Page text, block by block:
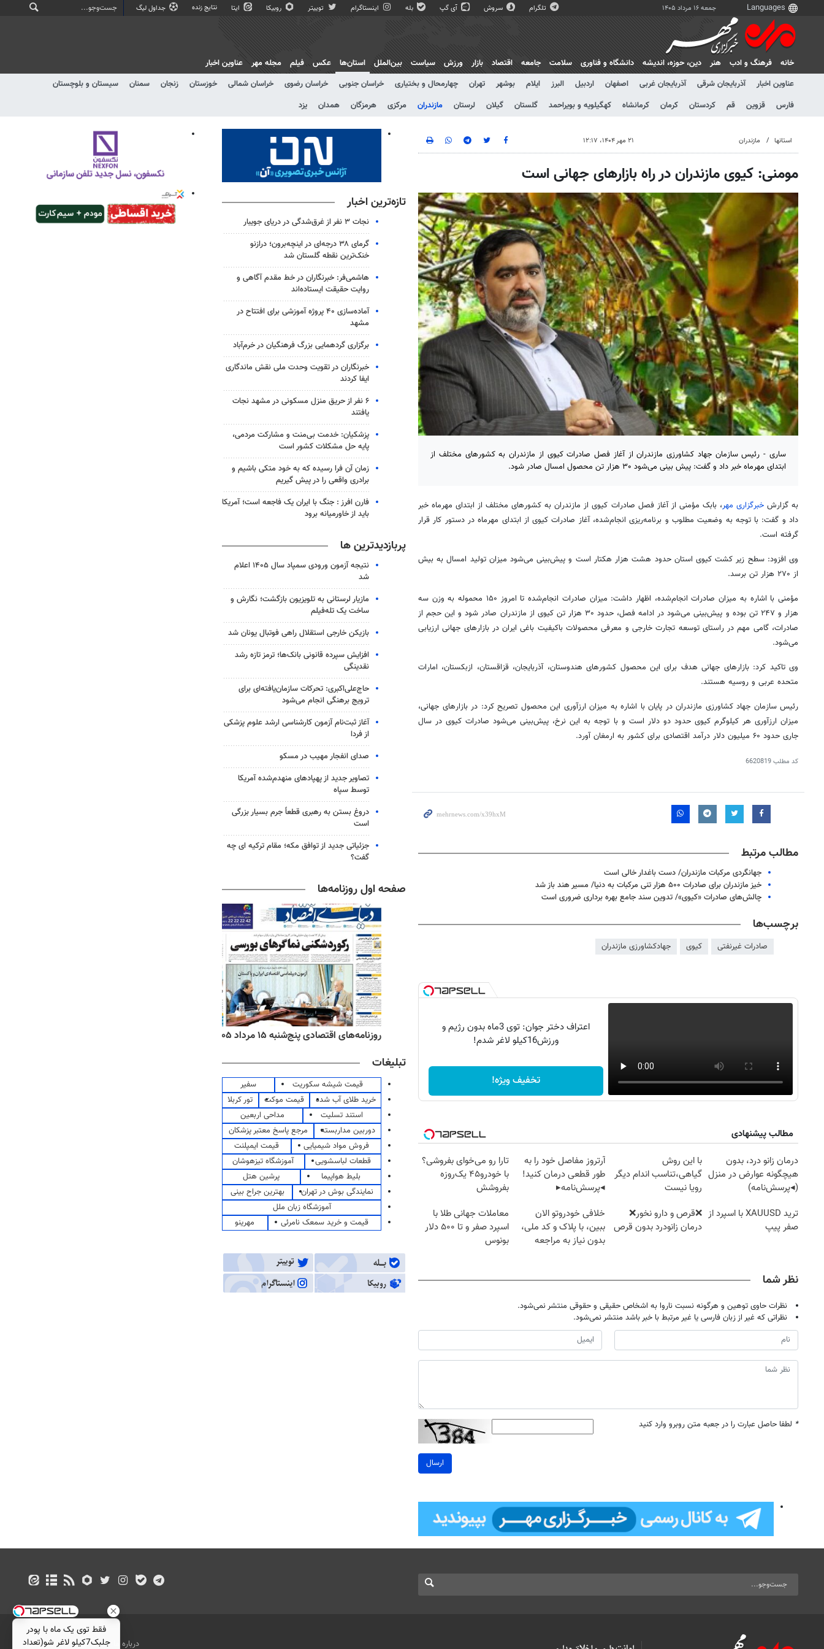
جمعه ۱۶ مرداد ۱۴۰۵ تلگرام سروش آی گپ بله اینستاگرام توییتر روبیکا ایتا نتایج زنده جداول لیگ
خانه فرهنگ و ادب هنر دين، حوزه، انديشه دانشگاه و فناوری سلامت جامعه اقتصاد بازار ورزش سیاست بین‌الملل
استان‌ها
عناوین اخبار
آذربایجان شرقی آذربایجان غربی اصفهان اردبیل البرز ایلام بوشهر تهران چهارمحال و بختیاری خراسان جنوبی خراسان رضوی خراسان شمالی خوزستان زنجان سمنان
سیستان و بلوچستان
فارس
قزوین قم کردستان کرمان کرمانشاه کهگیلویه و بویراحمد گلستان گیلان لرستان مازندران مرکزی هرمزگان همدان یزد
عکس فیلم مجله مهر عناوین اخبار
استانها مازندران ۲۱ مهر ۱۴۰۴، ۱۲:۱۷
مومنی: کیوی مازندران در راه بازارهای جهانی است
ساری - رئیس سازمان جهاد کشاورزی مازندران از آغاز فصل صادرات کیوی از مازندران به کشورهای مختلف از
ابتدای مهرماه خبر داد و گفت: پیش بینی می‌شود ۳۰ هزار تن محصول امسال صادر شود.
به گزارشخبرگزاری مهر، بابک مؤمنی از آغاز فصل صادرات کیوی از مازندران به کشورهای مختلف از ابتدای مهرماه خبر
داد و گفت: با توجه به وضعیت مطلوب و برنامه‌ریزی انجام‌شده، آغاز صادرات کیوی از ابتدای مهرماه در دستور کار قرار
گرفته است.
وی افزود: سطح زیر کشت کیوی استان حدود هشت هزار هکتار است و پیش‌بینی می‌شود میزان تولید امسال به بیش
از ۲۷۰ هزار تن برسد.
مؤمنی با اشاره به میزان صادرات انجام‌شده، اظهار داشت: میزان صادرات انجام‌شده تا امروز ۱۵۰ محموله به وزن سه
هزار و ۲۴۷ تن بوده و پیش‌بینی می‌شود در ادامه فصل، حدود ۳۰ هزار تن کیوی از مازندران صادر شود و این حجم از
صادرات، گامی مهم در راستای توسعه تجارت خارجی و معرفی محصولات باکیفیت باغی ایران در بازارهای جهانی ارزیابی
می‌شود.
وی تاکید کرد: بازارهای جهانی هدف برای این محصول کشورهای هندوستان، آذربایجان، قزاقستان، ازبکستان، امارات
متحده عربی و روسیه هستند.
رئیس سازمان جهاد کشاورزی مازندران در پایان با اشاره به میزان ارزآوری این محصول تصریح کرد: در بازارهای جهانی،
میزان ارزآوری هر کیلوگرم کیوی حدود دو دلار است و با توجه به این نرخ، پیش‌بینی می‌شود صادرات کیوی در سال
جاری حدود ۶۰ میلیون دلار درآمد اقتصادی برای کشور به ارمغان آورد.
کد مطلب6620819
مطالب مرتبط
جهانگردی مرکبات مازندران/ دست باغدار خالی است
خیز مازندران برای صادرات ۵۰۰ هزار تنی مرکبات به دنیا/ مسیر هند باز شد
چالش‌های صادرات «کیوی»/ تدوین سند جامع بهره برداری ضروری است
برچسب‌ها
صادرات غیرنفتی کیوی جهادکشاورزی مازندران
اعتراف دختر جوان: توی 3ماه بدون رژیم و
ورزش16کیلو لاغر شدم!
تخفیف ویژه!
مطالب پیشنهادی
درمان زانو درد، بدون
هیچگونه عوارض در منزل
(◂پرسش‌نامه)
با این روش
گیاهی،تناسب اندام دیگر
رویا نیست
آرتروز مفاصل خود را به
طور قطعی درمان کنید!
◂پرسش‌نامه▸
تارا رو می‌خوای بفروشی؟
با خودرو۴۵ یک‌روزه
بفروشش
ترید XAUUSD با اسپرد از
صفر پیپ
❌قرص‌ و دارو نخور❌
درمان زانودرد بدون قرص
خلافی خودروتو الان
ببین، با پلاک و کد ملی،
بدون نیاز به مراجعه
معاملات جهانی طلا با
اسپرد صفر و تا ۵۰۰ دلار
بونوس
نظر شما
نظرات حاوی توهین و هرگونه نسبت ناروا به اشخاص حقیقی و حقوقی منتشر نمی‌شود.
نظراتی که غیر از زبان فارسی یا غیر مرتبط با خبر باشد منتشر نمی‌شود.
* لطفا حاصل عبارت را در جعبه متن روبرو وارد کنید
ارسال
تازه‌ترین اخبار
نجات ۳ نفر از غرق‌شدگی در دریای جویبار
گرمای ۳۸ درجه‌ای در اینچه‌برون؛ درازنو
خنک‌ترین نقطه گلستان شد
هاشمی‌فر​​​​​​​: خبرنگاران در خط مقدم آگاهی و
روایت حقیقت ایستاده‌اند
آماده‌سازی ۴۰ پروژه آموزشی برای افتتاح در
مشهد
برگزاری گردهمایی بزرگ فرهنگیان در خرم‌آباد
خبرنگاران در تقویت وحدت ملی نقش ماندگاری
ایفا کردند
۶ نفر از حریق منزل مسکونی در مشهد نجات
یافتند
پزشکیان: خدمت بی‌منت و مشارکت مردمی،
پایه حل مشکلات کشور است
زمان آن فرا رسیده که به خود متکی باشیم و
برادری واقعی را در پیش گیریم
فارن افرز : جنگ با ایران یک فاجعه است؛ آمریکا
باید از خاورمیانه برود
پربازدیدترین ها
نتیجه آزمون ورودی سمپاد سال ۱۴۰۵ اعلام
شد
مازیار لرستانی به تلویزیون بازگشت؛ نگارش و
ساخت یک تله‌فیلم
بازیکن خارجی استقلال راهی فوتبال یونان شد
افزایش سپرده قانونی بانک‌ها؛ ترمز تازه رشد
نقدینگی
حاج‌علی‌اکبری: تحرکات سازمان‌یافته‌ای برای
ترویج برهنگی انجام می‌شود
آغاز ثبت‌نام‌ آزمون کارشناسی ارشد علوم پزشکی
از فردا
صدای انفجار مهیب در مسکو
تصاویر جدید از پهپادهای منهدم‌شده آمریکا
توسط سپاه
دروغ بستن به رهبری قطعاً جرم بسیار بزرگی
است
جزئیاتی جدید از توافق مکه؛ مقام ترکیه ای چه
گفت؟
صفحه اول روزنامه‌ها
روزنامه‌های ورزشی پنج‌شنبه ۱۵ مرداد ۱۴۰۵ روزنامه‌های اقتصادی پنج‌شنبه ۱۵ مرداد ۱۴۰۵
تبلیغات
قیمت شیشه سکوریت
سفیر
خرید طلای آب شده
قیمت موکت
تور کربلا
استند تسلیت
مداحی اربعین
دوربین مداربسته
مرجع پاسخ معتبر پزشکان
فروش مواد شیمیایی
قیمت ایمپلنت
قطعات لباسشویی
آموزشگاه تیزهوشان
بلیط هواپیما
پرشین هتل
نمایندگی بوش در تهران
بهترین جراح بینی
آموزشگاه زبان ملل
قیمت و خرید سمعک نامرئی
مهرینو
درباره ما تماس با ما بازرگانی
فقط توی یک ماه با پودر
جلبک7کیلو لاغر شو(تعداد